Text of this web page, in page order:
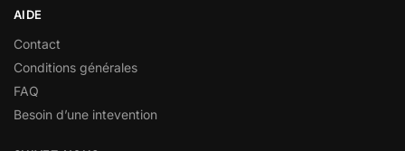
AIDE
Contact
Conditions générales
FAQ
Besoin d’une intevention